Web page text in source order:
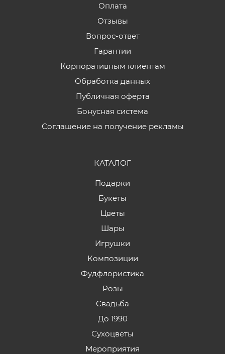
Оплата
Отзывы
Вопрос-ответ
Гарантии
Корпоративным клиентам
Обработка данных
Публичная оферта
Бонусная система
Соглашение на получение рекламы
КАТАЛОГ
Подарки
Букеты
Цветы
Шары
Игрушки
Композиции
Фудфлористика
Розы
Свадьба
До 1990
Сухоцветы
Мероприятия